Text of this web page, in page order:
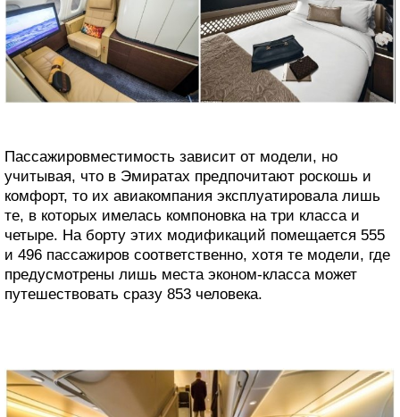
Пассажировместимость зависит от модели, но
учитывая, что в Эмиратах предпочитают роскошь и
комфорт, то их авиакомпания эксплуатировала лишь
те, в которых имелась компоновка на три класса и
четыре. На борту этих модификаций помещается 555
и 496 пассажиров соответственно, хотя те модели, где
предусмотрены лишь места эконом-класса может
путешествовать сразу 853 человека.